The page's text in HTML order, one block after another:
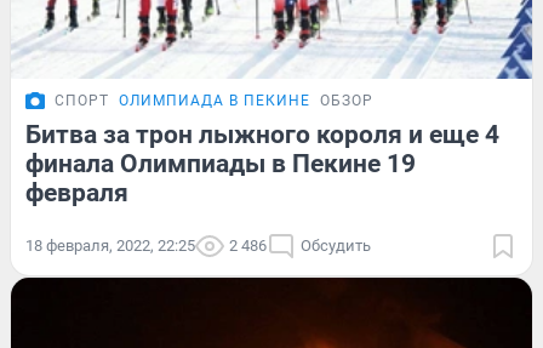
СПОРТ ОЛИМПИАДА В ПЕКИНЕ ОБЗОР
Битва за трон лыжного короля и еще 4
финала Олимпиады в Пекине 19
февраля
18 февраля, 2022, 22:25 2 486 Обсудить